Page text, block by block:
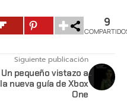
9
Siguiente publicación
Un pequeño vistazo a
la nueva guía de Xbox
One